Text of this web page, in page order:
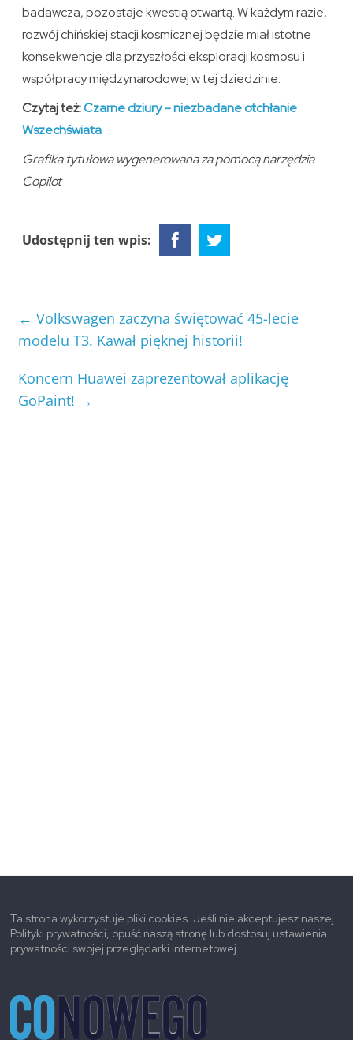
badawcza, pozostaje kwestią otwartą. W każdym razie,
rozwój chińskiej stacji kosmicznej będzie miał istotne
konsekwencje dla przyszłości eksploracji kosmosu i
współpracy międzynarodowej w tej dziedzinie.
Czytaj też:Czarne dziury – niezbadane otchłanie
Wszechświata
Grafika tytułowa wygenerowana za pomocą narzędzia
Copilot
Udostępnij ten wpis:
← Volkswagen zaczyna świętować 45-lecie
modelu T3. Kawał pięknej historii!
Koncern Huawei zaprezentował aplikację
GoPaint! →
Ta strona wykorzystuje pliki cookies. Jeśli nie akceptujesz naszej
Polityki prywatności, opuść naszą stronę lub dostosuj ustawienia
prywatności swojej przeglądarki internetowej.